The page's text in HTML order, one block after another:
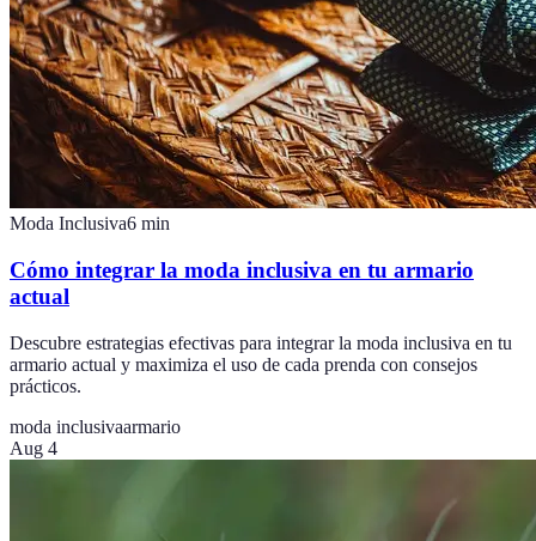
Moda Inclusiva6 min
Cómo integrar la moda inclusiva en tu armario
actual
Descubre estrategias efectivas para integrar la moda inclusiva en tu
armario actual y maximiza el uso de cada prenda con consejos
prácticos.
moda inclusivaarmario
Aug 4